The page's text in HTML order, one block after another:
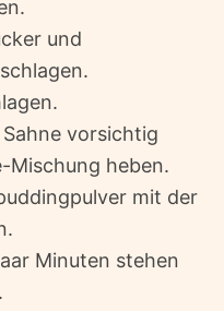
und
vorsichtig
Mischung heben.
mit der
Minuten stehen